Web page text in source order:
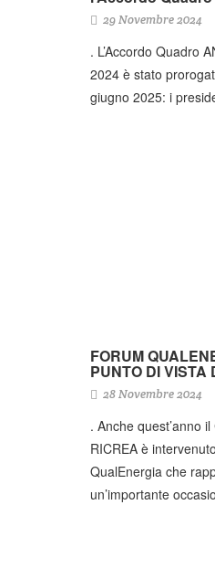
29 Novembre 2024
. L’Accordo Quadro
2024 è stato
giugno 2025: i
FORUM
PUNTO DI VISTA
28 Novembre 2024
. Anche quest’anno
RICREA è
QualEnergia che
un’importante